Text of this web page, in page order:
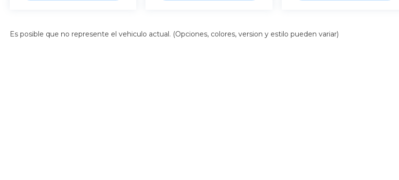
Es posible que no represente el vehiculo actual. (Opciones, colores, version y estilo pueden variar)